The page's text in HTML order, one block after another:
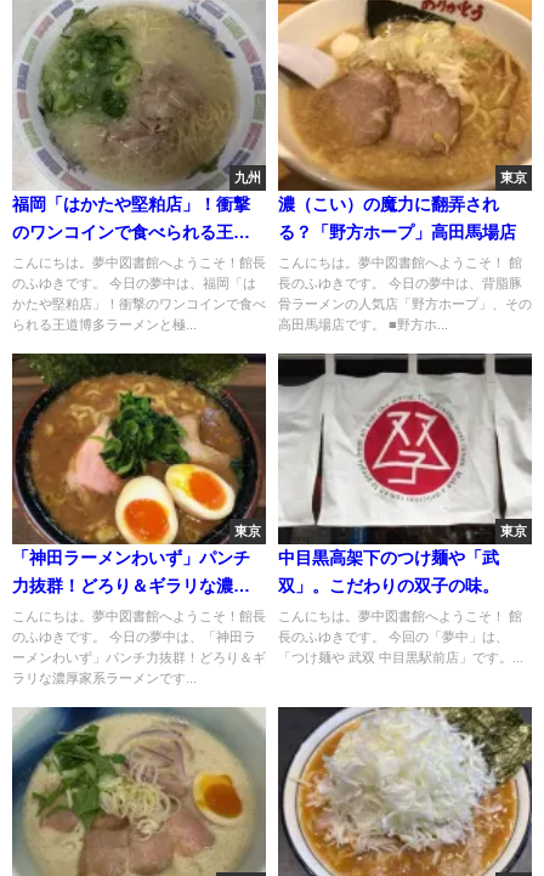
九州
福岡「はかたや堅粕店」！衝撃
のワンコインで食べられる王道
博多ラーメンと極上の替え玉！
こんにちは。夢中図書館へようこそ！館長
のふゆきです。 今日の夢中は、福岡「は
かたや堅粕店」！衝撃のワンコインで食べ
られる王道博多ラーメンと極...
東京
濃（こい）の魔力に翻弄され
る？「野方ホープ」高田馬場店
こんにちは。夢中図書館へようこそ！ 館
長のふゆきです。 今日の夢中は、背脂豚
骨ラーメンの人気店「野方ホープ」、その
高田馬場店です。 ■野方ホ...
東京
「神田ラーメンわいず」パンチ
力抜群！どろり＆ギラリな濃厚
家系ラーメン
こんにちは。夢中図書館へようこそ！館長
のふゆきです。 今日の夢中は、「神田ラ
ーメンわいず」パンチ力抜群！どろり＆ギ
ラリな濃厚家系ラーメンです...
東京
中目黒高架下のつけ麺や「武
双」。こだわりの双子の味。
こんにちは。夢中図書館へようこそ！ 館
長のふゆきです。 今回の「夢中」は、
「つけ麺や 武双 中目黒駅前店」です。...